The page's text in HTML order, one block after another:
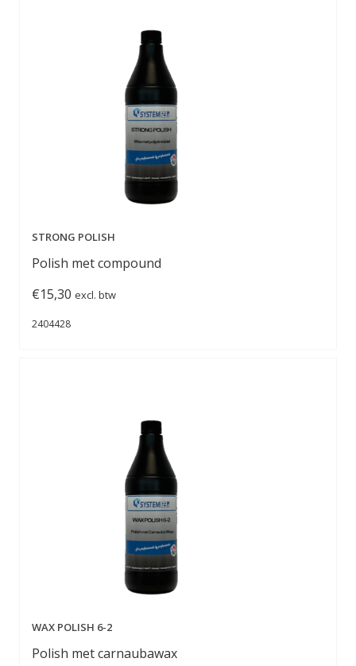
STRONG POLISH
Polish met compound
€15,30 excl. btw
2404428
WAX POLISH 6-2
Polish met carnaubawax